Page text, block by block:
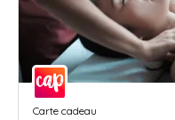
Carte cadeau